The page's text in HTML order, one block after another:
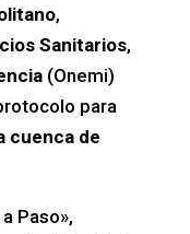
,
Sanitarios,
(Onemi)
para
cuenca de
Paso»,